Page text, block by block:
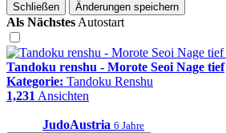
Schließen Änderungen speichern
Als NächstesAutostart
Tandoku renshu - Morote Seoi Nage tief
Kategorie: Tandoku Renshu
1,231Ansichten
JudoAustria 6 Jahre